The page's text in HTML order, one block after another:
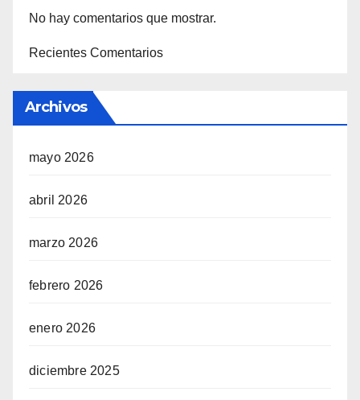
No hay comentarios que mostrar.
Recientes Comentarios
Archivos
mayo 2026
abril 2026
marzo 2026
febrero 2026
enero 2026
diciembre 2025